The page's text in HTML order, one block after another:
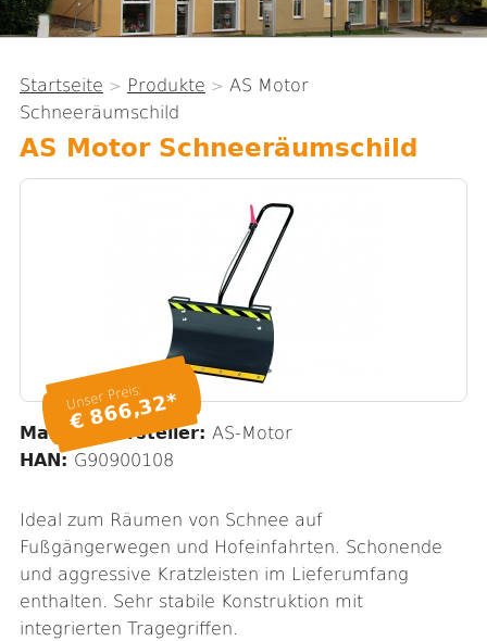
Sie
hier
Startseite > Produkte > AS Motor
Schneeräumschild
AS Motor Schneeräumschild
Unser Preis:
€ 866,32*
Marke / Hersteller: AS-Motor
HAN: G90900108
Ideal zum Räumen von Schnee auf
Fußgängerwegen und Hofeinfahrten. Schonende
und aggressive Kratzleisten im Lieferumfang
enthalten. Sehr stabile Konstruktion mit
integrierten Tragegriffen.